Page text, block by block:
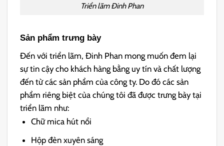
Triển lãm Đinh Phan
Sản phẩm trưng bày
Đến với triển lãm, Đinh Phan mong muốn đem lại
sự tin cậy cho khách hàng bằng uy tín và chất lượng
đến từ các sản phẩm của công ty. Do đó các sản
phẩm riêng biệt của chúng tôi đã được trưng bày tại
triển lãm như:
Chữ mica hút nổi
Hộp đèn xuyên sáng